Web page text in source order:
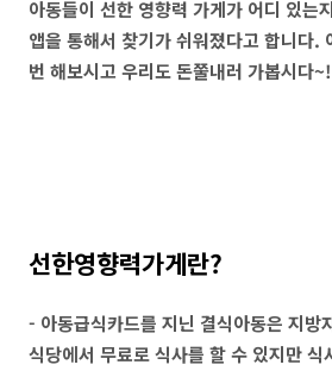
아동들이 선한 영향력 가게가 어디 있는
앱을 통해서 찾기가 쉬워졌다고 합니다.
번 해보시고 우리도 돈쭐내러 가봅시다
선한영향력가게란?
- 아동급식카드를 지닌 결식아동은 지방
식당에서 무료로 식사를 할 수 있지만 식